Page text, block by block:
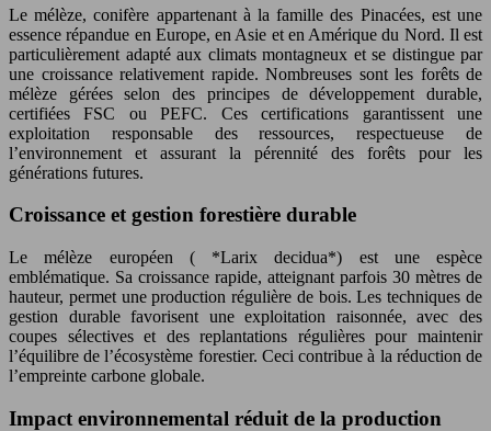
Le mélèze, conifère appartenant à la famille des Pinacées, est une
essence répandue en Europe, en Asie et en Amérique du Nord. Il est
particulièrement adapté aux climats montagneux et se distingue par
une croissance relativement rapide. Nombreuses sont les forêts de
mélèze gérées selon des principes de développement durable,
certifiées FSC ou PEFC. Ces certifications garantissent une
exploitation responsable des ressources, respectueuse de
l’environnement et assurant la pérennité des forêts pour les
générations futures.
Croissance et gestion forestière durable
Le mélèze européen ( *Larix decidua*) est une espèce
emblématique. Sa croissance rapide, atteignant parfois 30 mètres de
hauteur, permet une production régulière de bois. Les techniques de
gestion durable favorisent une exploitation raisonnée, avec des
coupes sélectives et des replantations régulières pour maintenir
l’équilibre de l’écosystème forestier. Ceci contribue à la réduction de
l’empreinte carbone globale.
Impact environnemental réduit de la production